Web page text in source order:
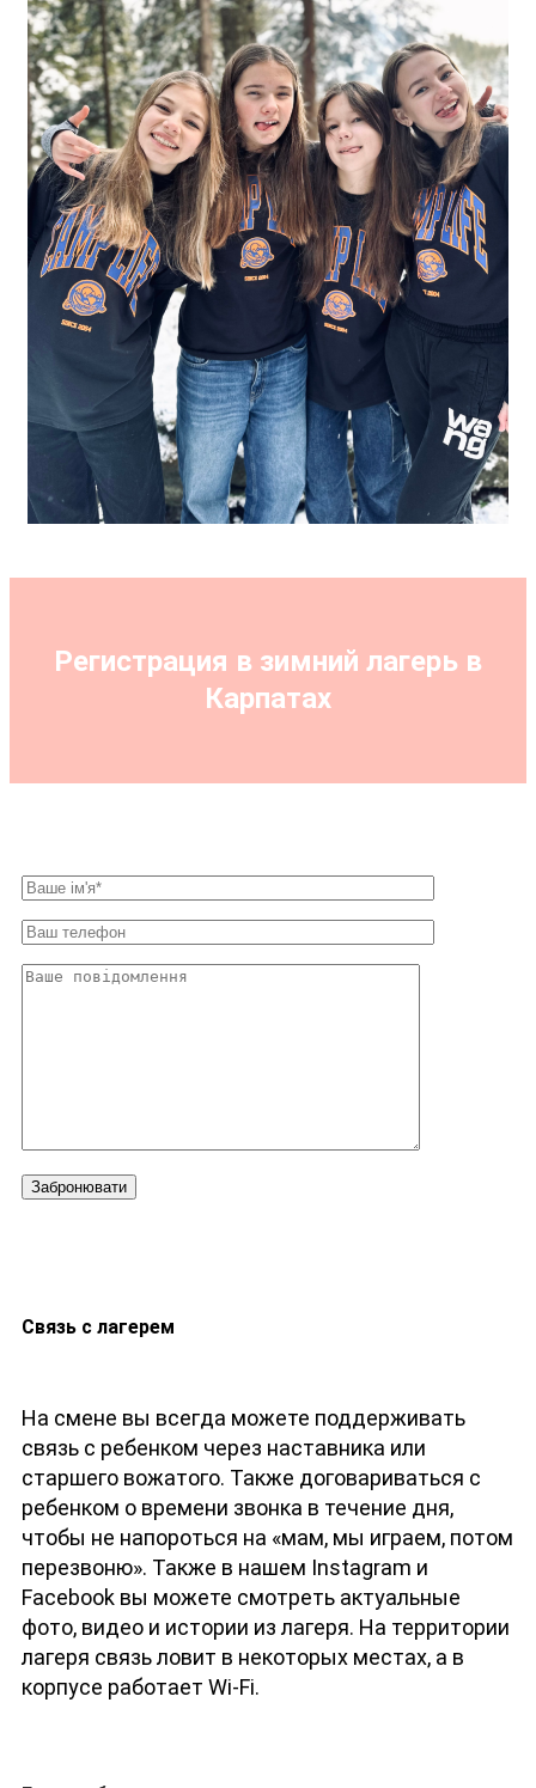
Регистрация в зимний лагерь в
Карпатах
Забронювати
Связь с лагерем
На смене вы всегда можете поддерживать
связь с ребенком через наставника или
старшего вожатого. Также договариваться с
ребенком о времени звонка в течение дня,
чтобы не напороться на «мам, мы играем, потом
перезвоню». Также в нашем Instagram и
Facebook вы можете смотреть актуальные
фото, видео и истории из лагеря. На территории
лагеря связь ловит в некоторых местах, а в
корпусе работает Wi-Fi.